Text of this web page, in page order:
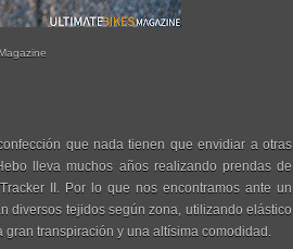
que nada tienen que envidiar a otras
lleva muchos años realizando prendas de
II. Por lo que nos encontramos ante un
diversos tejidos según zona, utilizando elástico
transpiración y una altísima comodidad.